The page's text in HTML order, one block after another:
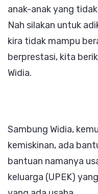
anak-anak yang
Nah silakan untuk
kira tidak mampu
berprestasi, kita
Widia.
Sambung Widia,
kemiskinan, ada
bantuan namanya
keluarga (UPEK)